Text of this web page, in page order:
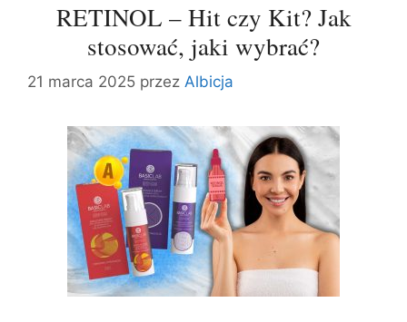
RETINOL – Hit czy Kit? Jak
stosować, jaki wybrać?
21 marca 2025 przez Albicja